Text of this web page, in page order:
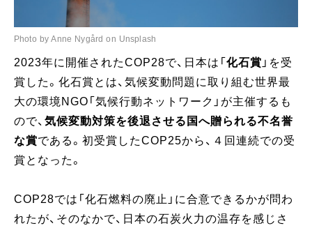
Photo by Anne Nygård on Unsplash
2023年に開催されたCOP28で、日本は「 化石賞 」を受
賞した。化石賞とは、気候変動問題に取り組む世界最
大の環境NGO「気候行動ネットワーク」が主催するも
ので、 気候変動対策を後退させる国へ贈られる不名誉
な賞である。初受賞したCOP25から、４回連続での受
賞となった。
COP28では「化石燃料の廃止」に合意できるかが問わ
れたが、そのなかで、日本の石炭火力の温存を感じさ